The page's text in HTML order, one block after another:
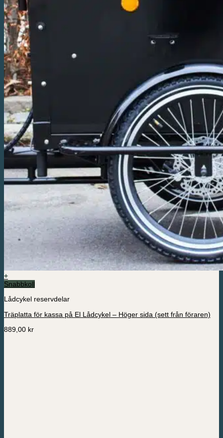
+
Snabbkoll
Lådcykel reservdelar
Träplatta för kassa på El Lådcykel – Höger sida (sett från föraren)
889,00 kr